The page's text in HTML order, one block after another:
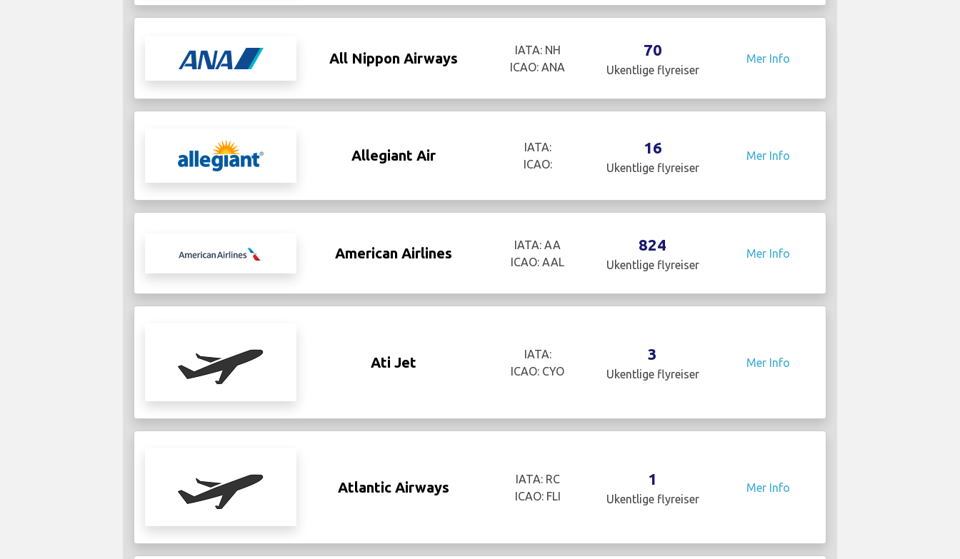
All Nippon Airways
IATA: NH
ICAO: ANA
70
Ukentlige flyreiser
Mer Info
Allegiant Air
IATA:
ICAO:
16
Ukentlige flyreiser
Mer Info
American Airlines
IATA: AA
ICAO: AAL
824
Ukentlige flyreiser
Mer Info
Ati Jet
IATA:
ICAO: CYO
3
Ukentlige flyreiser
Mer Info
Atlantic Airways
IATA: RC
ICAO: FLI
1
Ukentlige flyreiser
Mer Info